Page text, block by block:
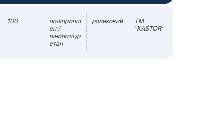
100
поліпропіл
ен /
пінополіур
етан
роликовий
TM
"KASTOR"